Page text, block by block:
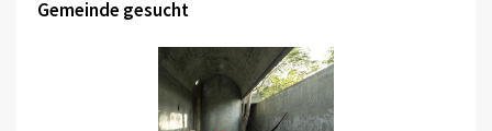
Gemeinde gesucht